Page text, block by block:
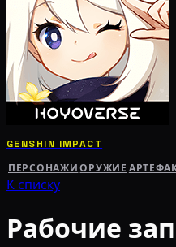
GENSHIN IMPACT
ПЕРСОНАЖИ ОРУЖИЕ
К списку
Рабочие